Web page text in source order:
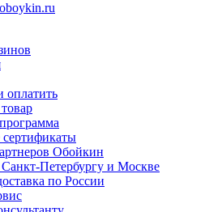
оплатить
Обойкин
Санкт-Петербургу и Москве
по России